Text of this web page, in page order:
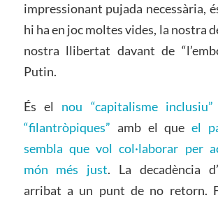
impressionant pujada necessària,
hi ha en joc moltes vides, la nostra
nostra llibertat davant de
Putin.
És el nou “capitalisme
“filantròpiques” amb el queel
sembla que vol col·laborar per
món més just. La decadència
arribat a un punt de no retorn.